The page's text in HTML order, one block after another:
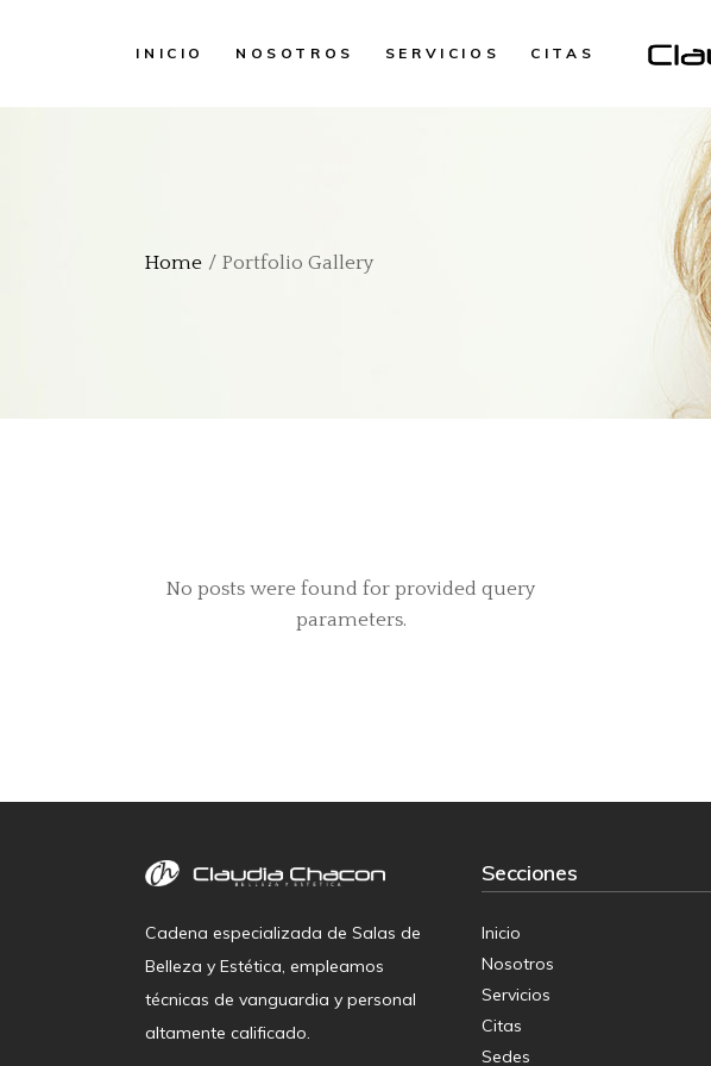
INICIO NOSOTROS SERVICIOS CITAS
Home Portfolio Gallery
No posts were found for provided query
parameters.
Cadena especializada de Salas de
Belleza y Estética, empleamos
técnicas de vanguardia y personal
altamente calificado.
Secciones
Inicio
Nosotros
Servicios
Citas
Sedes